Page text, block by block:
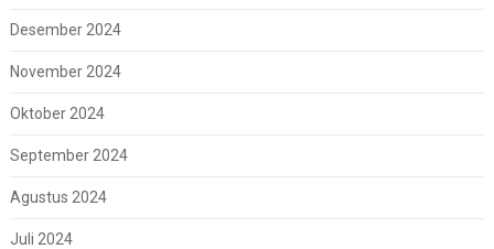
Desember 2024
November 2024
Oktober 2024
September 2024
Agustus 2024
Juli 2024